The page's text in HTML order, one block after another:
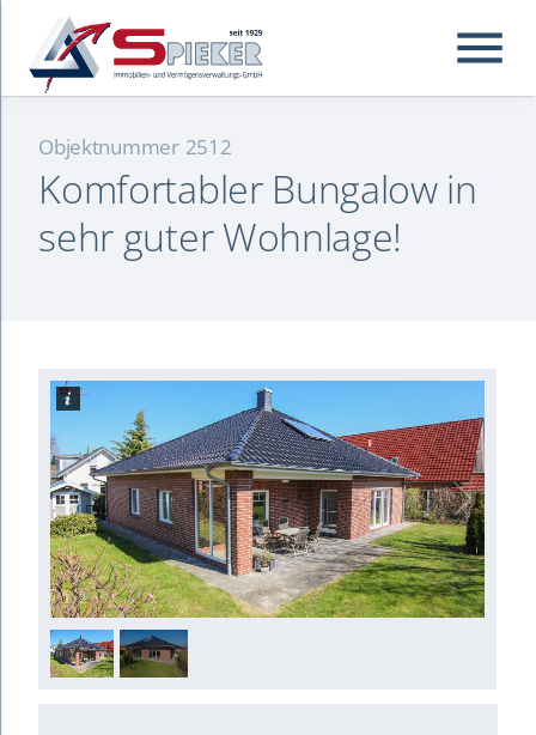
menu
Suchbegriffe
Objektnummer 2512
Komfortabler Bungalow in
sehr guter Wohnlage!
1/2